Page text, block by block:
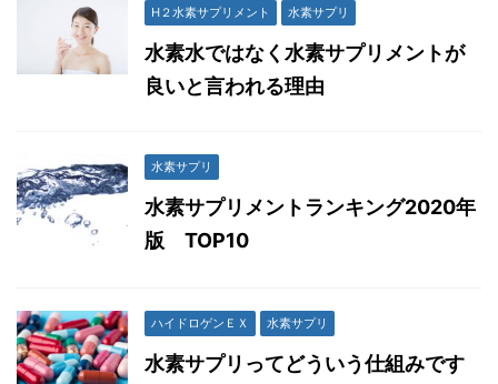
H２水素サプリメント 水素サプリ
水素水ではなく水素サプリメントが
良いと言われる理由
水素サプリ
水素サプリメントランキング2020年
版 TOP10
ハイドロゲンＥＸ 水素サプリ
水素サプリってどういう仕組みです